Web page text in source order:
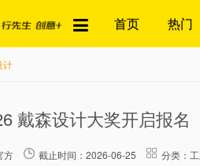
首页 热门
计
戴森设计大奖开启报名
方 截止时间：2026-06-25 分类：